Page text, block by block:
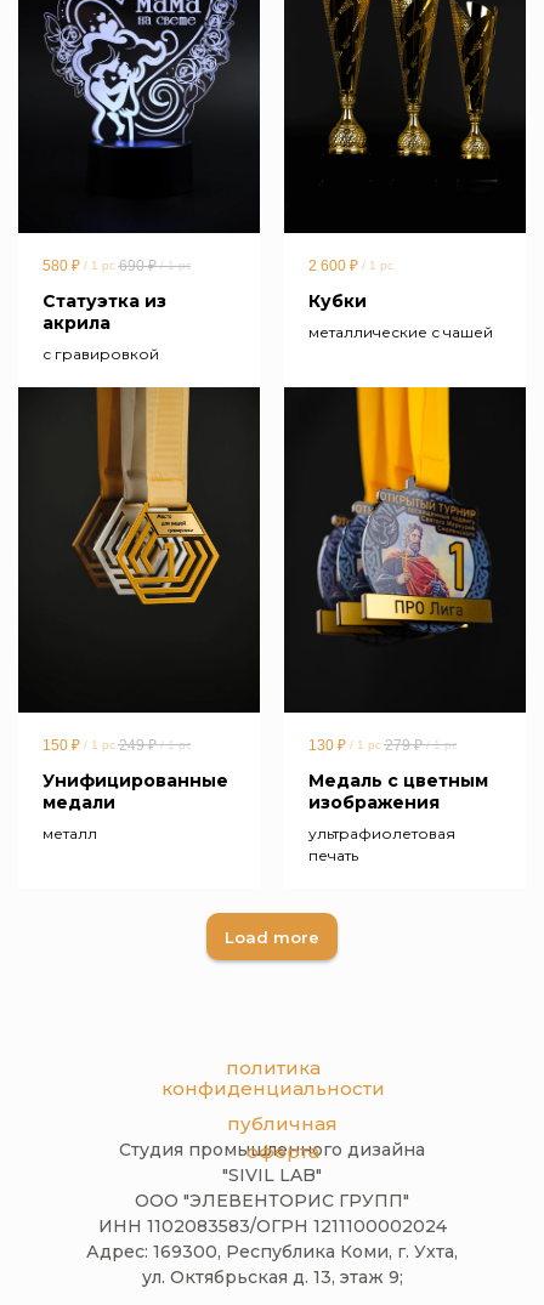
580 ₽ / 1 pc 690 ₽ / 1 pc
Статуэтка из
акрила
с гравировкой
2 600 ₽ / 1 pc
Кубки
металлические с чашей
150 ₽ / 1 pc 249 ₽ / 1 pc
Унифицированные
медали
металл
130 ₽ / 1 pc 279 ₽ / 1 pc
Медаль с цветным
изображения
ультрафиолетовая
печать
Load more
Студия промышленного дизайна
"SIVIL LAB"
ООО "ЭЛЕВЕНТОРИС ГРУПП"
ИНН 1102083583/ОГРН 1211100002024
Адрес: 169300, Республика Коми, г. Ухта,
ул. Октябрьская д. 13, этаж 9;
публичная
оферта
политика
конфиденциальности